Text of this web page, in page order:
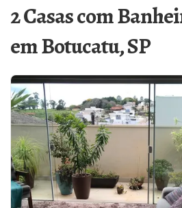
2 Casas com
em Botucatu, SP